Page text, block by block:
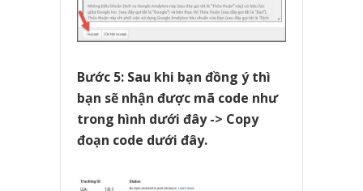
Bước 5: Sau khi bạn đồng ý thì
bạn sẽ nhận được mã code như
trong hình dưới đây -> Copy
đoạn code dưới đây.